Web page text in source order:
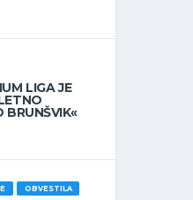
LIGA JE
BRUNŠVIK«
OBVESTILA